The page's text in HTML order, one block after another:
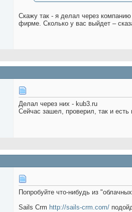
Скажу так - я делал через
фирме. Сколько у вас выйдет –
Делал через них - kub3.ru
Сейчас зашел, проверил, так и есть
Попробуйте что-нибудь из
Sails Crm http://sails-crm.com/